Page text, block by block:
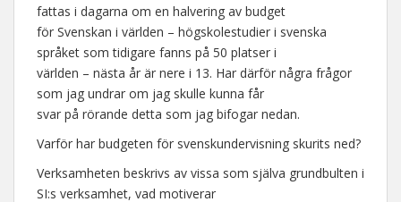
fattas i dagarna om en halvering av budget
för Svenskan i världen – högskolestudier i svenska
språket som tidigare fanns på 50 platser i
världen – nästa år är nere i 13. Har därför några frågor
som jag undrar om jag skulle kunna får
svar på rörande detta som jag bifogar nedan.
Varför har budgeten för svenskundervisning skurits ned?
Verksamheten beskrivs av vissa som själva grundbulten i
SI:s verksamhet, vad motiverar